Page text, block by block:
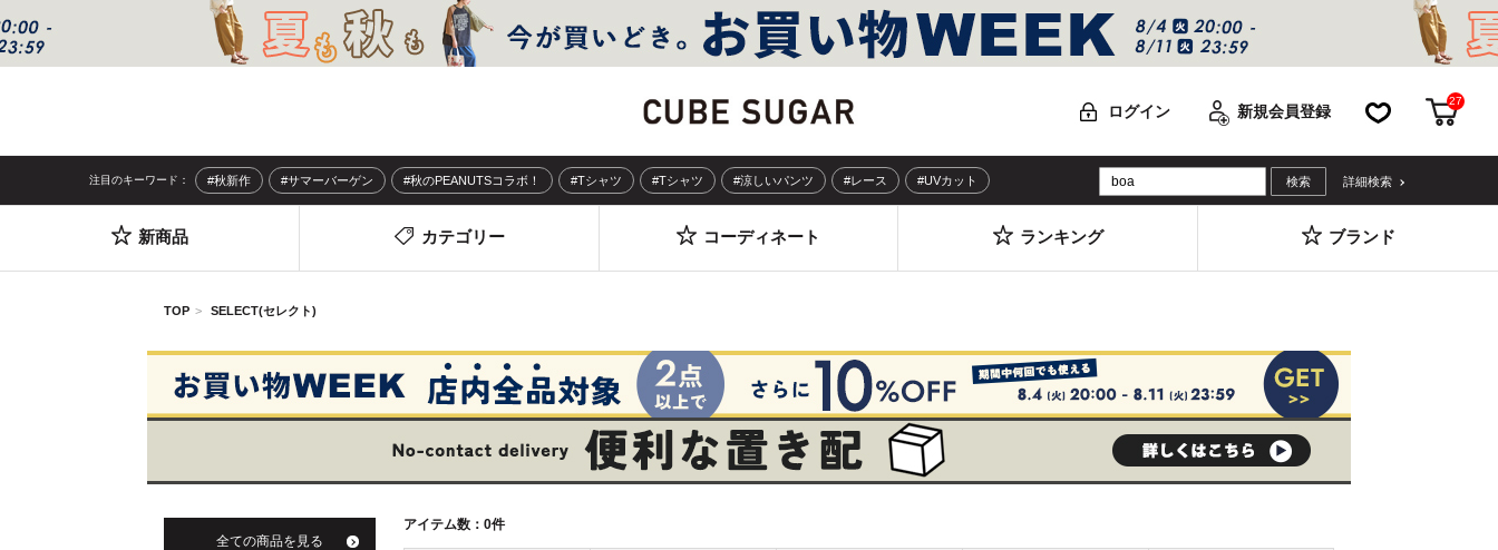
ログイン 新規会員登録 お気に入りカート
27
注目のキーワード： #秋新作 #サマーバーゲン #秋のPEANUTSコラボ！ #Tシャツ #Tシャツ #涼しいパンツ #レース #UVカット 詳細検索
新商品 カテゴリー コーディネート ランキング ブランド
TOP SELECT(セレクト)
アイテム数： 0件
全ての商品を見る